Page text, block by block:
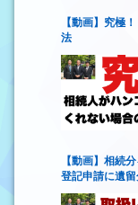
【動画】究極
法
【動画】相続
登記申請に遺